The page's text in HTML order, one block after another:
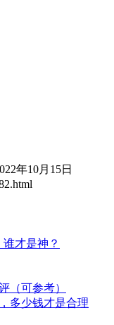
年10月15日
才是神？
（可参考）
多少钱才是合理